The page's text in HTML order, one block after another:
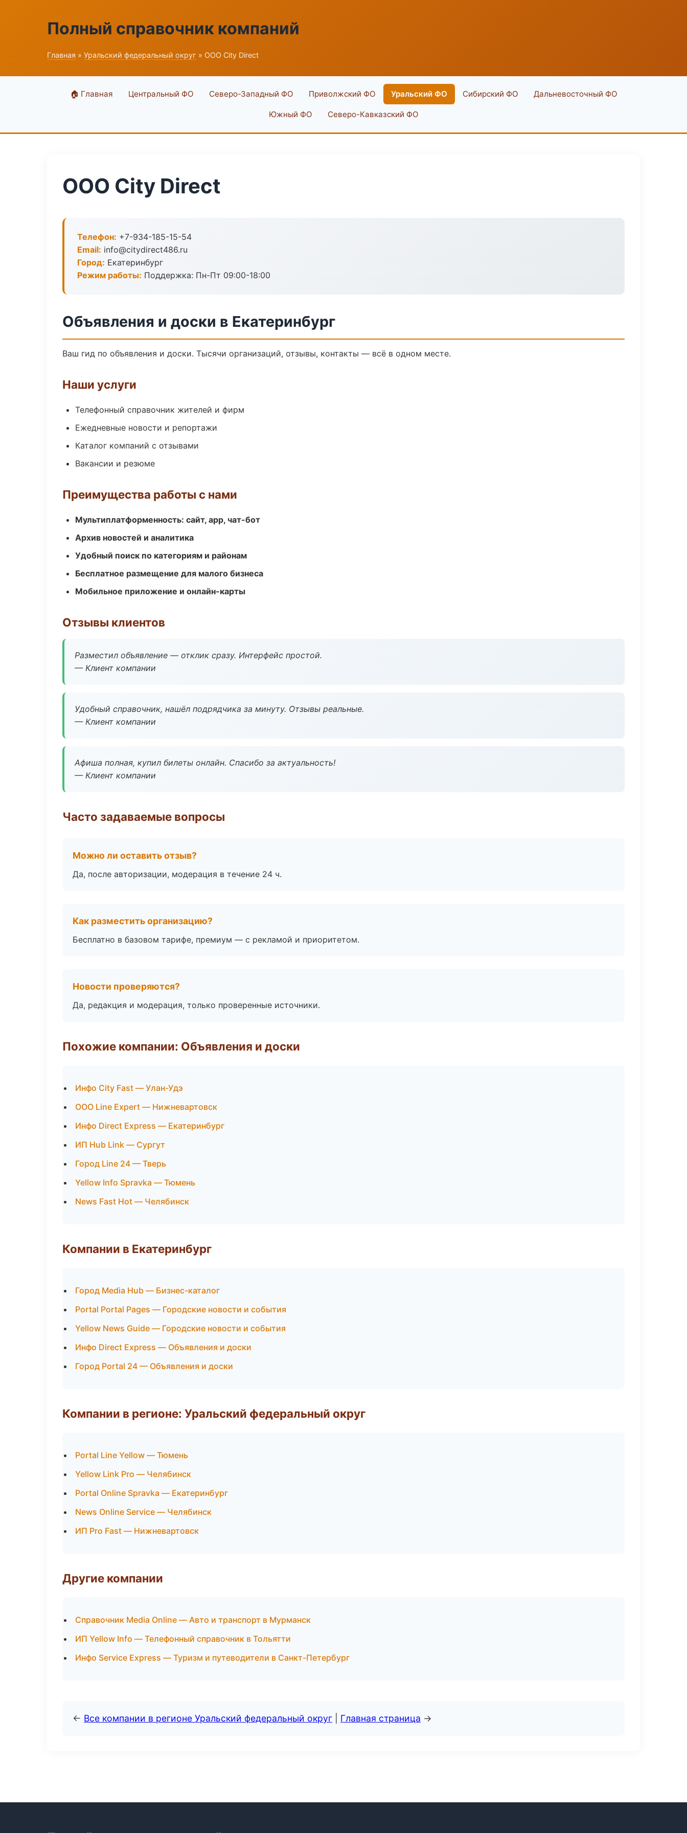
Полный справочник компаний
Главная » Уральский федеральный округ » ООО City Direct
🏠 Главная Центральный ФО Северо-Западный ФО Приволжский ФО Уральский ФО Сибирский ФО Дальневосточный ФО
Южный ФО Северо-Кавказский ФО
ООО City Direct
Телефон: +7-934-185-15-54
Email: info@citydirect486.ru
Город: Екатеринбург
Режим работы: Поддержка: Пн-Пт 09:00-18:00
Объявления и доски в Екатеринбург
Ваш гид по объявления и доски. Тысячи организаций, отзывы, контакты — всё в одном месте.
Наши услуги
Телефонный справочник жителей и фирм
Ежедневные новости и репортажи
Каталог компаний с отзывами
Вакансии и резюме
Преимущества работы с нами
Мультиплатформенность: сайт, app, чат-бот
Архив новостей и аналитика
Удобный поиск по категориям и районам
Бесплатное размещение для малого бизнеса
Мобильное приложение и онлайн-карты
Отзывы клиентов
Разместил объявление — отклик сразу. Интерфейс простой.
— Клиент компании
Удобный справочник, нашёл подрядчика за минуту. Отзывы реальные.
— Клиент компании
Афиша полная, купил билеты онлайн. Спасибо за актуальность!
— Клиент компании
Часто задаваемые вопросы
Можно ли оставить отзыв?
Да, после авторизации, модерация в течение 24 ч.
Как разместить организацию?
Бесплатно в базовом тарифе, премиум — с рекламой и приоритетом.
Новости проверяются?
Да, редакция и модерация, только проверенные источники.
Похожие компании: Объявления и доски
Инфо City Fast — Улан-Удэ
ООО Line Expert — Нижневартовск
Инфо Direct Express — Екатеринбург
ИП Hub Link — Сургут
Город Line 24 — Тверь
Yellow Info Spravka — Тюмень
News Fast Hot — Челябинск
Компании в Екатеринбург
Город Media Hub — Бизнес-каталог
Portal Portal Pages — Городские новости и события
Yellow News Guide — Городские новости и события
Инфо Direct Express — Объявления и доски
Город Portal 24 — Объявления и доски
Компании в регионе: Уральский федеральный округ
Portal Line Yellow — Тюмень
Yellow Link Pro — Челябинск
Portal Online Spravka — Екатеринбург
News Online Service — Челябинск
ИП Pro Fast — Нижневартовск
Другие компании
Справочник Media Online — Авто и транспорт в Мурманск
ИП Yellow Info — Телефонный справочник в Тольятти
Инфо Service Express — Туризм и путеводители в Санкт-Петербург
← Все компании в регионе Уральский федеральный округ Главная страница →